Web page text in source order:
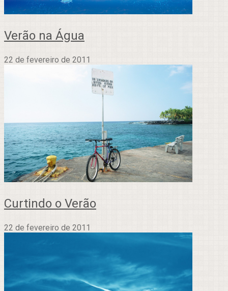
Verão na Água
22 de fevereiro de 2011
Curtindo o Verão
22 de fevereiro de 2011